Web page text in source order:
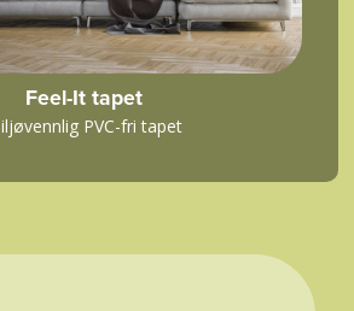
Feel-It tapet
PVC-fri tapet